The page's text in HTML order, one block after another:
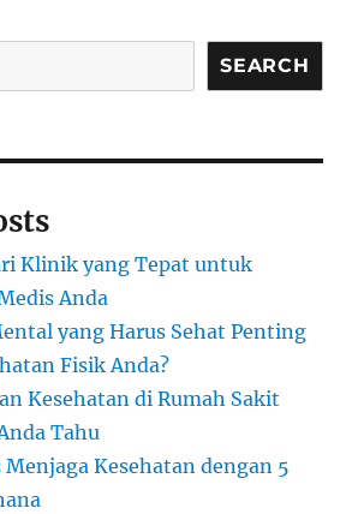
SEARCH
Klinik yang Tepat untuk
Anda
yang Harus Sehat Penting
Fisik Anda?
Kesehatan di Rumah Sakit
Tahu
Menjaga Kesehatan dengan 5